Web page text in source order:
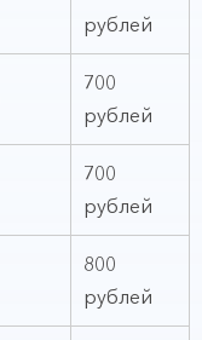
рублей
700
рублей
700
рублей
800
рублей